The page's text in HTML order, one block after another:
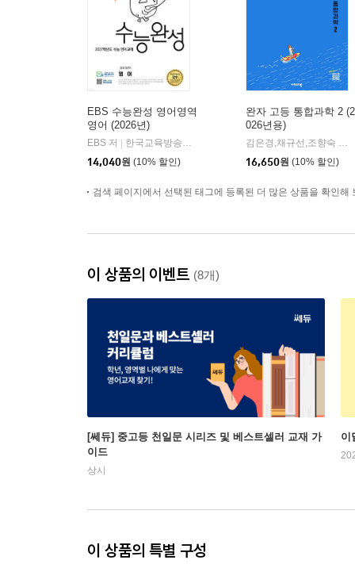
EBS 수능완성 영어영역
영어 (2026년)
EBS 저
한국교육방송공사
14,040원 (10% 할인)
완자 고등 통합과학 2 (2
026년용)
김은경,채규선,조향숙 등저
16,650원 (10% 할인)
검색 페이지에서 선택된 태그에 등록된 더 많은 상품을 확인해
이 상품의 이벤트 (8개)
[쎄듀] 중고등 천일문 시리즈 및 베스트셀러 교재 가
이드
상시
이
이 상품의 특별 구성